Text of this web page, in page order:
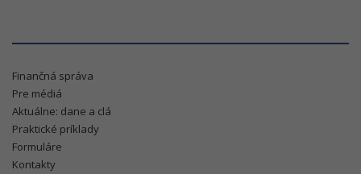
Finančná správa
Pre médiá
Aktuálne: dane a clá
Praktické príklady
Formuláre
Kontakty